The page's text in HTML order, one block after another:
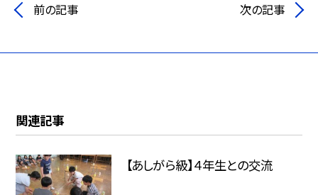
前の記事 次の記事
関連記事
【あしがら級】４年生との交流